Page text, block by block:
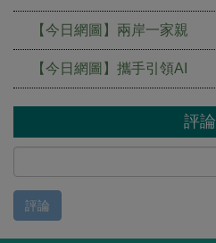
【今日網圖】兩岸一家親
【今日網圖】攜手引領AI
評論
評論